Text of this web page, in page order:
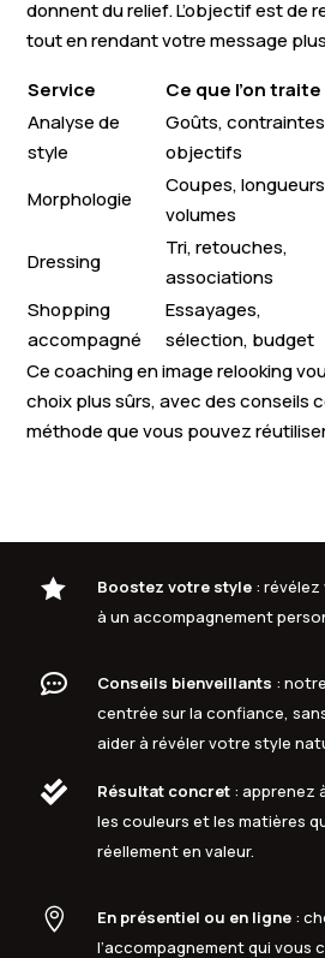
donnent du relief. L’objectif est de
tout en rendant votre message
Service
Ce que l’on traite
Analyse de
style
Goûts,
objectifs
Morphologie
Coupes,
volumes
Dressing
Tri, retouches,
associations
Shopping
accompagné
Essayages,
sélection, budget
Ce coaching en image relooking
choix plus sûrs, avec des conseils
méthode que vous pouvez
 Boostez votre style: révélez
à un accompagnement
 Conseils bienveillants :
centrée sur la confiance,
aider à révéler votre style
 Résultat concret: apprenez
les couleurs et les matières
réellement en valeur.
 En présentiel ou en ligne:
l’accompagnement qui vous